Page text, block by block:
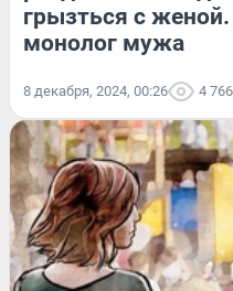
грызться с
монолог мужа
8 декабря, 2024, 00:26 4 766